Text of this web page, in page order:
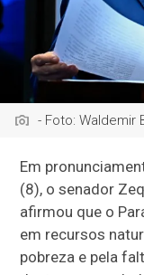
- Foto: Waldemir
Em
(8), o senador
afirmou que o
em recursos
pobreza e pela